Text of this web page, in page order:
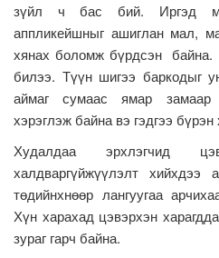
зүйл ч бас бий. Иргэд
аппликейшныг ашиглан мал,
хянах боломж бүрдсэн байна.
билээ. Түүн шигээ баркодыг
аймаг сумаас ямар замаар
хэрэглэж байна вэ гэдгээ
Худалдаа эрхлэгчид
халдваргүйжүүлэлт хийхдээ
төдийнхнөөр лангуугаа
Хүн харахад цэвэрхэн
зураг гарч байна.